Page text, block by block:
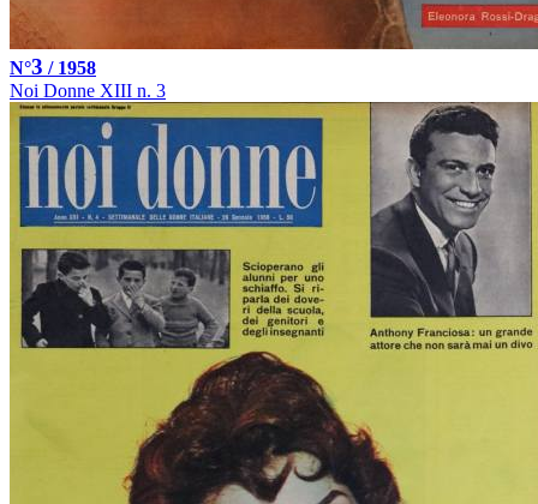
N°3 / 1958
Noi Donne XIII n. 3